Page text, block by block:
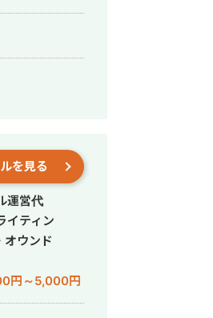
を見る
運営代
イティン
オウンド
円～5,000円